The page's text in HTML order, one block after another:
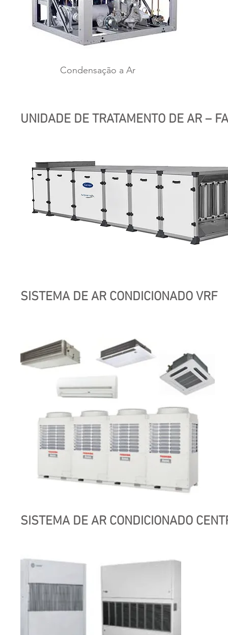
Condensação a Ar
UNIDADE DE TRATAMENTO DE AR –
SISTEMA DE AR CONDICIONADO VRF
SISTEMA DE AR CONDICIONADO